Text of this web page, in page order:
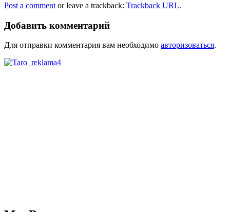
Post a comment or leave a trackback: Trackback URL.
Добавить комментарий
Для отправки комментария вам необходимо авторизоваться.